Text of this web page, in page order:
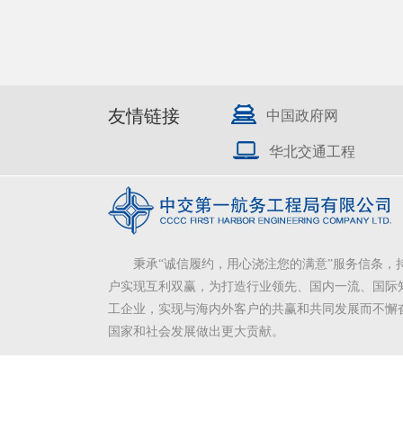
友情链接 中国政府网
华北交通工程
秉承“诚信履约，用心浇注您的满意”服务信条，
户实现互利双赢，为打造行业领先、国内一流、国际
工企业，实现与海内外客户的共赢和共同发展而不懈
国家和社会发展做出更大贡献。